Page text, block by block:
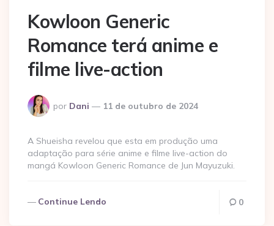
Kowloon Generic
Romance terá anime e
filme live-action
Postado
por
por Dani 11 de outubro de 2024
A Shueisha revelou que esta em produção uma
adaptação para série anime e filme live-action do
mangá Kowloon Generic Romance de Jun Mayuzuki.
Continue Lendo 0